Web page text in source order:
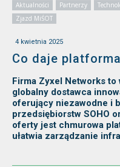
Aktualności Partnerzy
Zjazd MiŚOT
4 kwietnia 2025
Co daje
Firma Zyxel Networks
globalny dostawca
oferujący niezawodne i
przedsiębiorstw SOHO
oferty jest chmurowa
ułatwia zarządzanie